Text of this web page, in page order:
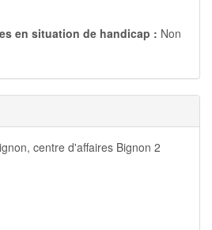
en situation de handicap : Non
centre d'affaires Bignon 2